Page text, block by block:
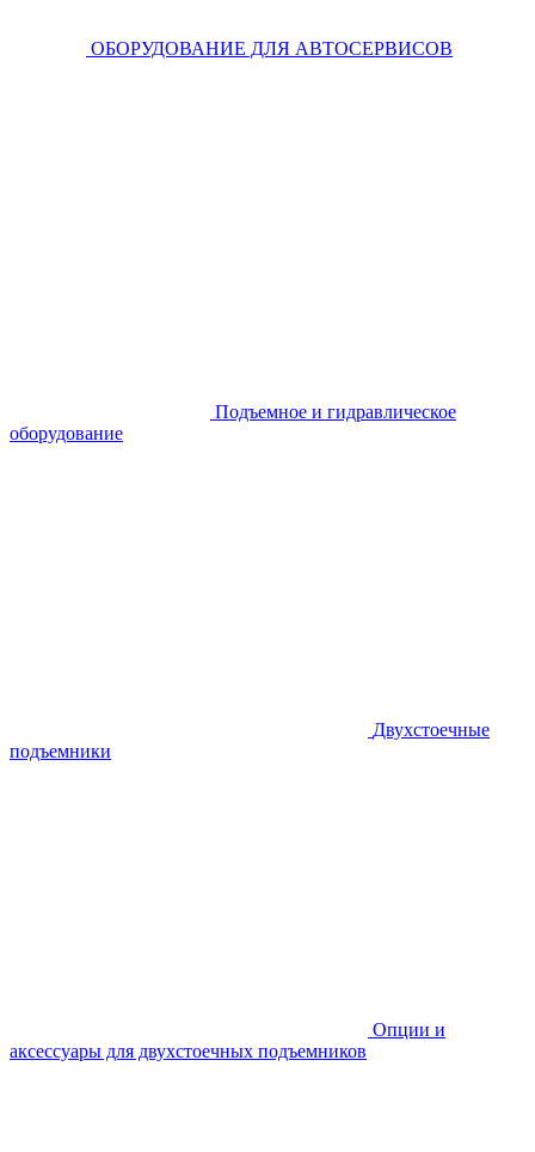
ОБОРУДОВАНИЕ ДЛЯ АВТОСЕРВИСОВ
Подъемное и гидравлическое
оборудование
Двухстоечные
подъемники
Опции и
аксессуары для двухстоечных подъемников